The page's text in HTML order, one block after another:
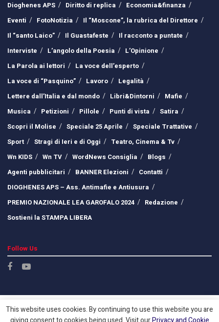
Dioghenes APS
Diritto di replica
Economia&finanza
Eventi
FotoNotizia
Il “Moscone”, la rubrica del Direttore
Il “santo Laico”
Il Guastafeste
Il racconto a puntate
Interviste
L’angolo della Poesia
L’Opinione
La Parola ai lettori
La voce dell’esperto
La voce di “Pasquino”
Lavoro
Legalità
Lettere dall’Italia e dal mondo
Libri&Dintorni
Mafie
Musica
Petizioni Pillole Punti di vista
Satira
Scopri il Molise
Speciale 25 Aprile
Speciale Trattative
Sport
Stragi di Ieri e di Oggi
Teatro, Cinema & Tv
Wn KIDS
Wn TV WordNews Consiglia
Blogs
Agenti pubblicitari
BANNER Elezioni
Contatti
DIOGHENES APS – Ass. Antimafie e Antiusura
PREMIO NAZIONALE LEA GAROFALO 2024
Redazione
Sostieni la STAMPA LIBERA
Follow Us
This website uses cookies. By continuing to use this website you are